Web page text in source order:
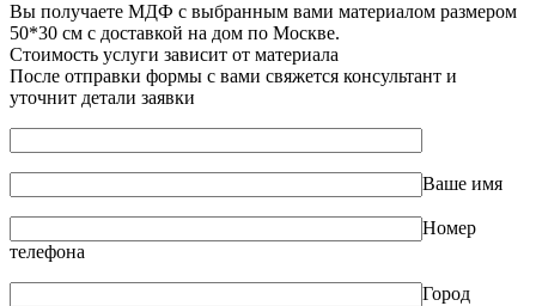
Вы получаете МДФ с выбранным вами материалом размером
50*30 см с доставкой на дом по Москве.
Стоимость услуги зависит от материала
После отправки формы с вами свяжется консультант и
уточнит детали заявки
Ваше имя
Номер
телефона
Город